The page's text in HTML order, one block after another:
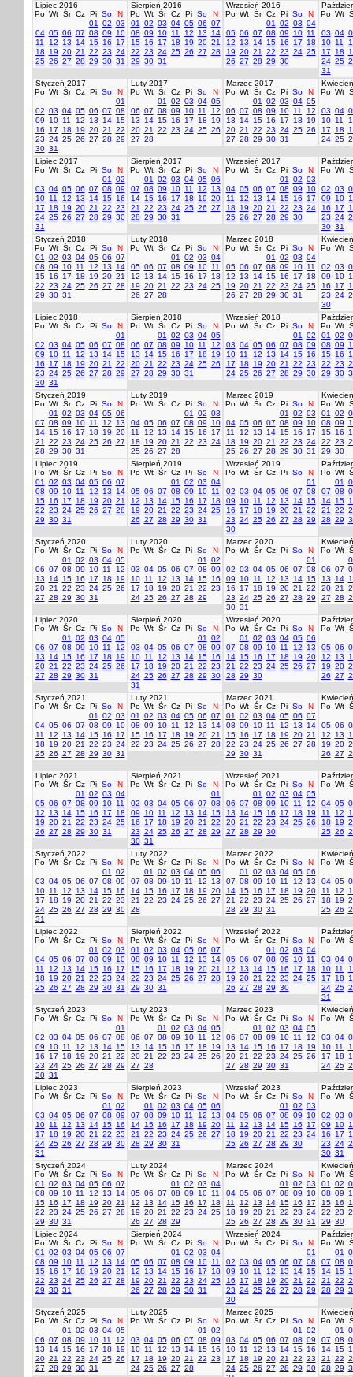
Lipiec 2016
Po Wt Śr Cz Pi So
N
01
02 03
04 05 06 07 08 09
10
11
12 13 14 15 16
17
18
19 20 21 22 23 24
25 26 27 28 29 30 31
Sierpień 2016
Po Wt Śr Cz Pi So
N
01
02 03 04 05 06 07
08 09 10 11 12 13
14
15 16 17 18 19 20 21
22 23 24 25 26 27 28
29 30 31
Wrzesień 2016
Po Wt Śr Cz Pi So
N
01
02 03 04
05 06 07 08 09 10 11
12
13 14 15 16 17
18
19 20 21 22 23 24 25
26 27 28 29 30
Po Wt
03 04
10 11
17
18
24 25
31
Styczeń 2017
Po Wt Śr Cz Pi So
N
01
02 03 04 05 06 07 08
09
10 11 12 13 14 15
16
17 18 19 20 21
22
23 24 25 26 27 28 29
30 31
Luty 2017
Po Wt Śr Cz Pi So
N
01
02 03 04 05
06 07 08 09 10 11
12
13
14 15 16 17 18
19
20 21 22 23 24 25 26
27 28
Marzec 2017
Po Wt Śr Cz Pi So
N
01
02 03 04 05
06 07 08 09 10 11
12
13
14 15 16 17 18
19
20 21 22 23 24 25 26
27 28 29 30 31
Po Wt
03 04
10 11
17
18
24 25
Lipiec 2017
Po Wt Śr Cz Pi So
N
01
02
03 04 05 06 07 08 09
10 11 12 13 14 15 16
17
18 19 20 21 22 23
24 25 26 27 28 29 30
31
Sierpień 2017
Po Wt Śr Cz Pi So
N
01
02 03 04 05 06
07 08 09 10 11 12
13
14 15 16 17 18 19 20
21
22 23 24 25 26 27
28 29 30 31
Wrzesień 2017
Po Wt Śr Cz Pi So
N
01
02 03
04 05 06 07 08 09
10
11
12 13 14 15 16
17
18
19 20 21 22 23 24
25 26 27 28 29 30
Po Wt
02 03
09
10
16
17
23 24
30 31
Styczeń 2018
Po Wt Śr Cz Pi So
N
01
02 03 04 05 06 07
08 09 10 11 12 13
14
15 16 17 18 19 20 21
22 23 24 25 26 27 28
29 30 31
Luty 2018
Po Wt Śr Cz Pi So
N
01
02 03 04
05 06 07 08 09 10 11
12
13 14 15 16 17
18
19 20 21 22 23 24 25
26 27 28
Marzec 2018
Po Wt Śr Cz Pi So
N
01
02 03 04
05 06 07 08 09 10 11
12
13 14 15 16 17
18
19 20 21 22 23 24 25
26 27 28 29 30 31
Po Wt
02 03
09
10
16
17
23 24
30
Lipiec 2018
Po Wt Śr Cz Pi So
N
01
02 03 04 05 06 07 08
09
10 11 12 13 14 15
16
17 18 19 20 21
22
23 24 25 26 27 28 29
30 31
Sierpień 2018
Po Wt Śr Cz Pi So
N
01
02 03 04 05
06 07 08 09 10 11
12
13
14 15 16 17 18
19
20 21 22 23 24 25 26
27 28 29 30 31
Wrzesień 2018
Po Wt Śr Cz Pi So
N
01
02
03 04 05 06 07 08 09
10 11 12 13 14 15 16
17
18 19 20 21 22 23
24 25 26 27 28 29 30
Po Wt
01
02
08 09
15 16
22 23
29 30
Styczeń 2019
Po Wt Śr Cz Pi So
N
01
02 03 04 05 06
07 08 09 10 11 12
13
14 15 16 17 18 19 20
21
22 23 24 25 26 27
28 29 30 31
Luty 2019
Po Wt Śr Cz Pi So
N
01
02 03
04 05 06 07 08 09
10
11
12 13 14 15 16
17
18
19 20 21 22 23 24
25 26 27 28
Marzec 2019
Po Wt Śr Cz Pi So
N
01
02 03
04 05 06 07 08 09
10
11
12 13 14 15 16
17
18
19 20 21 22 23 24
25 26 27 28 29 30 31
Po Wt
01
02
08 09
15 16
22 23
29 30
Lipiec 2019
Po Wt Śr Cz Pi So
N
01
02 03 04 05 06 07
08 09 10 11 12 13
14
15 16 17 18 19 20 21
22 23 24 25 26 27 28
29 30 31
Sierpień 2019
Po Wt Śr Cz Pi So
N
01
02 03 04
05 06 07 08 09 10 11
12
13 14 15 16 17
18
19 20 21 22 23 24 25
26 27 28 29 30 31
Wrzesień 2019
Po Wt Śr Cz Pi So
N
01
02 03 04 05 06 07 08
09
10 11 12 13 14 15
16
17 18 19 20 21
22
23 24 25 26 27 28 29
30
Po Wt
01
07 08
14 15
21
22
28 29
Styczeń 2020
Po Wt Śr Cz Pi So
N
01
02 03 04 05
06 07 08 09 10 11
12
13
14 15 16 17 18
19
20 21 22 23 24 25 26
27 28 29 30 31
Luty 2020
Po Wt Śr Cz Pi So
N
01
02
03 04 05 06 07 08 09
10 11 12 13 14 15 16
17
18 19 20 21 22 23
24 25 26 27 28 29
Marzec 2020
Po Wt Śr Cz Pi So
N
01
02 03 04 05 06 07 08
09
10 11 12 13 14 15
16
17 18 19 20 21
22
23 24 25 26 27 28 29
30 31
Po Wt
06 07
13
14
20 21
27 28
Lipiec 2020
Po Wt Śr Cz Pi So
N
01
02 03 04 05
06 07 08 09 10 11
12
13
14 15 16 17 18
19
20 21 22 23 24 25 26
27 28 29 30 31
Sierpień 2020
Po Wt Śr Cz Pi So
N
01
02
03 04 05 06 07 08 09
10 11 12 13 14 15 16
17
18 19 20 21 22 23
24 25 26 27 28 29 30
31
Wrzesień 2020
Po Wt Śr Cz Pi So
N
01
02 03 04 05 06
07 08 09 10 11 12
13
14 15 16 17 18 19 20
21
22 23 24 25 26 27
28 29 30
Po Wt
05 06
12
13
19 20
26 27
Styczeń 2021
Po Wt Śr Cz Pi So
N
01
02 03
04 05 06 07 08 09
10
11
12 13 14 15 16
17
18
19 20 21 22 23 24
25 26 27 28 29 30 31
Luty 2021
Po Wt Śr Cz Pi So
N
01
02 03 04 05 06 07
08 09 10 11 12 13
14
15 16 17 18 19 20 21
22 23 24 25 26 27 28
Marzec 2021
Po Wt Śr Cz Pi So
N
01
02 03 04 05 06 07
08 09 10 11 12 13
14
15 16 17 18 19 20 21
22 23 24 25 26 27 28
29 30 31
Po Wt
05 06
12
13
19 20
26 27
Lipiec 2021
Po Wt Śr Cz Pi So
N
01
02 03 04
05 06 07 08 09 10 11
12
13 14 15 16 17
18
19 20 21 22 23 24 25
26 27 28 29 30 31
Sierpień 2021
Po Wt Śr Cz Pi So
N
01
02 03 04 05 06 07 08
09
10 11 12 13 14 15
16
17 18 19 20 21
22
23 24 25 26 27 28 29
30 31
Wrzesień 2021
Po Wt Śr Cz Pi So
N
01
02 03 04 05
06 07 08 09 10 11
12
13
14 15 16 17 18
19
20 21 22 23 24 25 26
27 28 29 30
Po Wt
04 05
11
12
18
19
25 26
Styczeń 2022
Po Wt Śr Cz Pi So
N
01
02
03 04 05 06 07 08 09
10 11 12 13 14 15 16
17
18 19 20 21 22 23
24 25 26 27 28 29 30
31
Luty 2022
Po Wt Śr Cz Pi So
N
01
02 03 04 05 06
07 08 09 10 11 12
13
14 15 16 17 18 19 20
21
22 23 24 25 26 27
28
Marzec 2022
Po Wt Śr Cz Pi So
N
01
02 03 04 05 06
07 08 09 10 11 12
13
14 15 16 17 18 19 20
21
22 23 24 25 26 27
28 29 30 31
Po Wt
04 05
11
12
18
19
25 26
Lipiec 2022
Po Wt Śr Cz Pi So
N
01
02 03
04 05 06 07 08 09
10
11
12 13 14 15 16
17
18
19 20 21 22 23 24
25 26 27 28 29 30 31
Sierpień 2022
Po Wt Śr Cz Pi So
N
01
02 03 04 05 06 07
08 09 10 11 12 13
14
15 16 17 18 19 20 21
22 23 24 25 26 27 28
29 30 31
Wrzesień 2022
Po Wt Śr Cz Pi So
N
01
02 03 04
05 06 07 08 09 10 11
12
13 14 15 16 17
18
19 20 21 22 23 24 25
26 27 28 29 30
Po Wt
03 04
10 11
17
18
24 25
31
Styczeń 2023
Po Wt Śr Cz Pi So
N
01
02 03 04 05 06 07 08
09
10 11 12 13 14 15
16
17 18 19 20 21
22
23 24 25 26 27 28 29
30 31
Luty 2023
Po Wt Śr Cz Pi So
N
01
02 03 04 05
06 07 08 09 10 11
12
13
14 15 16 17 18
19
20 21 22 23 24 25 26
27 28
Marzec 2023
Po Wt Śr Cz Pi So
N
01
02 03 04 05
06 07 08 09 10 11
12
13
14 15 16 17 18
19
20 21 22 23 24 25 26
27 28 29 30 31
Po Wt
03 04
10 11
17
18
24 25
Lipiec 2023
Po Wt Śr Cz Pi So
N
01
02
03 04 05 06 07 08 09
10 11 12 13 14 15 16
17
18 19 20 21 22 23
24 25 26 27 28 29 30
31
Sierpień 2023
Po Wt Śr Cz Pi So
N
01
02 03 04 05 06
07 08 09 10 11 12
13
14 15 16 17 18 19 20
21
22 23 24 25 26 27
28 29 30 31
Wrzesień 2023
Po Wt Śr Cz Pi So
N
01
02 03
04 05 06 07 08 09
10
11
12 13 14 15 16
17
18
19 20 21 22 23 24
25 26 27 28 29 30
Po Wt
02 03
09
10
16
17
23 24
30 31
Styczeń 2024
Po Wt Śr Cz Pi So
N
01
02 03 04 05 06 07
08 09 10 11 12 13
14
15 16 17 18 19 20 21
22 23 24 25 26 27 28
29 30 31
Luty 2024
Po Wt Śr Cz Pi So
N
01
02 03 04
05 06 07 08 09 10 11
12
13 14 15 16 17
18
19 20 21 22 23 24 25
26 27 28 29
Marzec 2024
Po Wt Śr Cz Pi So
N
01
02 03
04 05 06 07 08 09
10
11
12 13 14 15 16
17
18
19 20 21 22 23 24
25 26 27 28 29 30 31
Po Wt
01
02
08 09
15 16
22 23
29 30
Lipiec 2024
Po Wt Śr Cz Pi So
N
01
02 03 04 05 06 07
08 09 10 11 12 13
14
15 16 17 18 19 20 21
22 23 24 25 26 27 28
29 30 31
Sierpień 2024
Po Wt Śr Cz Pi So
N
01
02 03 04
05 06 07 08 09 10 11
12
13 14 15 16 17
18
19 20 21 22 23 24 25
26 27 28 29 30 31
Wrzesień 2024
Po Wt Śr Cz Pi So
N
01
02 03 04 05 06 07 08
09
10 11 12 13 14 15
16
17 18 19 20 21
22
23 24 25 26 27 28 29
30
Po Wt
01
07 08
14 15
21
22
28 29
Styczeń 2025
Po Wt Śr Cz Pi So
N
01
02 03 04 05
06 07 08 09 10 11
12
13
14 15 16 17 18
19
20 21 22 23 24 25 26
27 28 29 30 31
Luty 2025
Po Wt Śr Cz Pi So
N
01
02
03 04 05 06 07 08 09
10 11 12 13 14 15 16
17
18 19 20 21 22 23
24 25 26 27 28
Marzec 2025
Po Wt Śr Cz Pi So
N
01
02
03 04 05 06 07 08 09
10 11 12 13 14 15 16
17
18 19 20 21 22 23
24 25 26 27 28 29 30
Po Wt
01
07 08
14 15
21
22
28 29